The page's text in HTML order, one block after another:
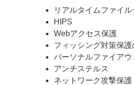
リアルタイムファイ
HIPS
Webアクセス保護
フィッシング対策保護
パーソナルファイア
アンチステルス
ネットワーク攻撃保